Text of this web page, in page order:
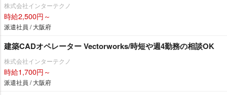
株式会社インターテクノ
時給2,500円～
派遣社員 / 大阪府
建築CADオペレーター Vectorworks/時短や週4勤務の相談OK
株式会社インターテクノ
時給1,700円～
派遣社員 / 大阪府